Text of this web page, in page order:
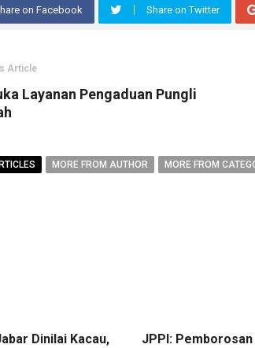
on Facebook Share on Twitter
Article
Layanan Pengaduan Pungli
MORE FROM AUTHOR MORE FROM
Dinilai Kacau,
JPPI: Pemborosan